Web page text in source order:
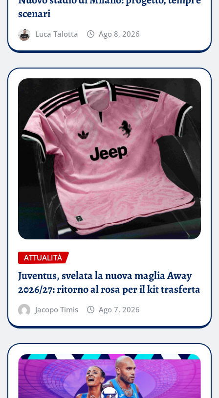
scenari
Luca Talotta Ago 8, 2026
ATTUALITÀ
Juventus, svelata la nuova maglia Away
2026/27: ritorno al rosa per il kit trasferta
Jacopo Timis Ago 7, 2026